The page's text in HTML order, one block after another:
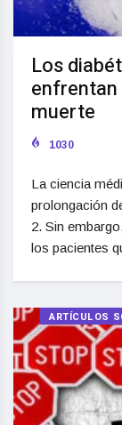
Los
enfrentan
muerte
1030
La ciencia
prolongación
2. Sin
los pacientes
ARTÍCULOS